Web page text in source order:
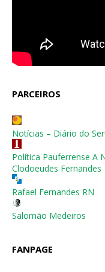
PARCEIROS
Notícias – Diário do
Política Pauferrense A
Clodoeudes Fernandes
Rafael Fernandes RN
Salomão Medeiros
FANPAGE